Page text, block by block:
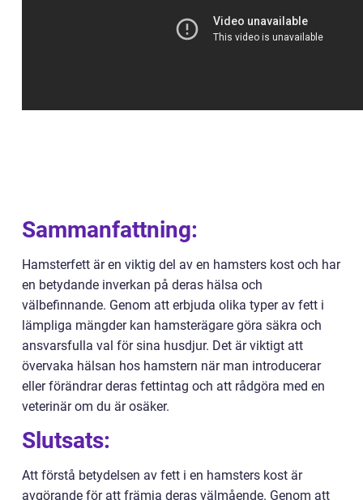
Sammanfattning:
Hamsterfett är en viktig del av en hamsters kost och har
en betydande inverkan på deras hälsa och
välbefinnande. Genom att erbjuda olika typer av fett i
lämpliga mängder kan hamsterägare göra säkra och
ansvarsfulla val för sina husdjur. Det är viktigt att
övervaka hälsan hos hamstern när man introducerar
eller förändrar deras fettintag och att rådgöra med en
veterinär om du är osäker.
Slutsats:
Att förstå betydelsen av fett i en hamsters kost är
avgörande för att främja deras välmående. Genom att